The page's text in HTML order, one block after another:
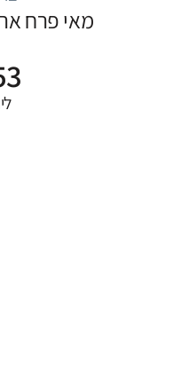
מאי פרח